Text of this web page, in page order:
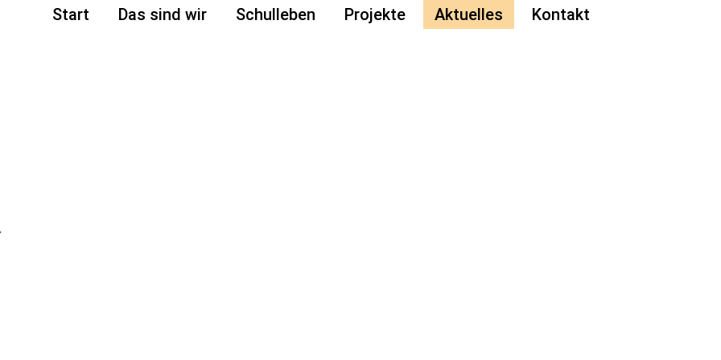
Start Das sind wir Schulleben Projekte Aktuelles Kontakt